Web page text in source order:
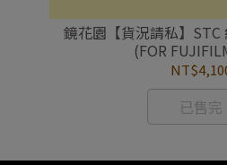
鏡花園【貨況請私】STC
(FOR
已售完